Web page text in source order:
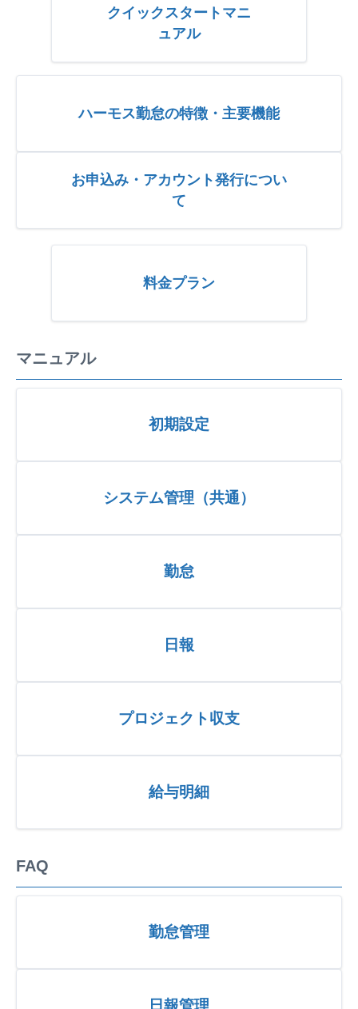
クイックスタートマニ
ュアル
ハーモス勤怠の特徴・主要機能
お申込み・アカウント発行につい
て
料金プラン
マニュアル
初期設定
システム管理（共通）
勤怠
日報
プロジェクト収支
給与明細
FAQ
勤怠管理
日報管理